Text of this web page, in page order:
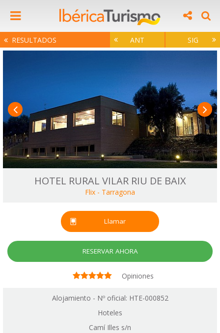
RESULTADOS ANT SIG
HOTEL RURAL VILAR RIU DE BAIX
Flix - Tarragona
Llamar
RESERVAR AHORA
Opiniones
Alojamiento - Nº oficial: HTE-000852
Hoteles
Camí Illes s/n